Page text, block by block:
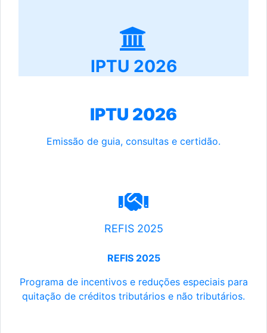
IPTU 2026
IPTU 2026
Emissão de guia, consultas e certidão.
REFIS 2025
REFIS 2025
Programa de incentivos e reduções especiais para
quitação de créditos tributários e não tributários.